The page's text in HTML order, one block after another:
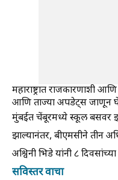
महाराष्ट्रात राजकारणाशी
आणि ताज्या अपडेट्स जाणून
मुंबईत चेंबूरमध्ये स्कूल बसवर
झाल्यानंतर, बीएमसीने तीन
अश्विनी भिडे यांनी ८
सविस्तर वाचा